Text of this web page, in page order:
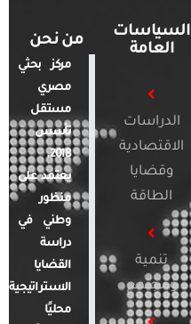
السياسات
العامة
الدراسات
الاقتصادية
وقضايا
الطاقة
تنمية
ومجتمع
من نحن
مركز بحثي
مصري
مستقل
تأسس
2018.
يعتمد على
منظور
وطني في
دراسة
القضايا
الاستراتيجية
محليًا